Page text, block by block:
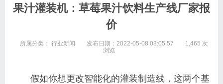
果汁灌装机：草莓果汁饮料生产线厂家报
价
所属分类： 行业新闻 发布日期：2022-05-08 03:05:57
1,465 次
浏览
假如你想更改智能化的灌装制造线，这两个基